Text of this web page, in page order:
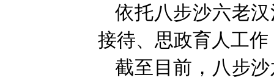
依托八步沙六老
接待、思政育人工
截至目前，八步